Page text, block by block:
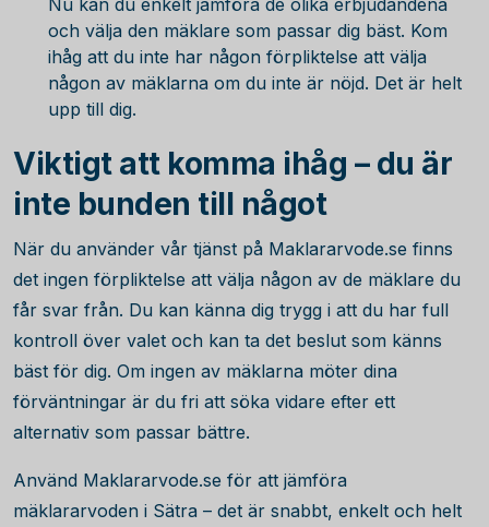
Nu kan du enkelt jämföra de olika erbjudandena
och välja den mäklare som passar dig bäst. Kom
ihåg att du inte har någon förpliktelse att välja
någon av mäklarna om du inte är nöjd. Det är helt
upp till dig.
Viktigt att komma ihåg – du är
inte bunden till något
När du använder vår tjänst på Maklararvode.se finns
det ingen förpliktelse att välja någon av de mäklare du
får svar från. Du kan känna dig trygg i att du har full
kontroll över valet och kan ta det beslut som känns
bäst för dig. Om ingen av mäklarna möter dina
förväntningar är du fri att söka vidare efter ett
alternativ som passar bättre.
Använd Maklararvode.se för att jämföra
mäklararvoden i Sätra – det är snabbt, enkelt och helt